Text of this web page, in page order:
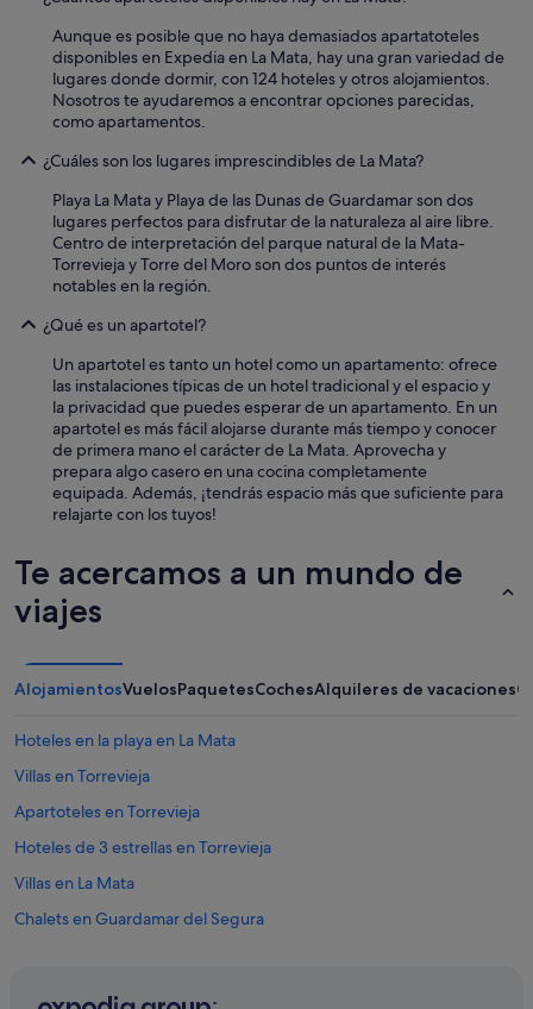
Aunque es posible que no haya demasiados apartatoteles
disponibles en Expedia en La Mata, hay una gran variedad de
lugares donde dormir, con 124 hoteles y otros alojamientos.
Nosotros te ayudaremos a encontrar opciones parecidas,
como apartamentos.
¿Cuáles son los lugares imprescindibles de La Mata?
Playa La Mata y Playa de las Dunas de Guardamar son dos
lugares perfectos para disfrutar de la naturaleza al aire libre.
Centro de interpretación del parque natural de la Mata-
Torrevieja y Torre del Moro son dos puntos de interés
notables en la región.
¿Qué es un apartotel?
Un apartotel es tanto un hotel como un apartamento: ofrece
las instalaciones típicas de un hotel tradicional y el espacio y
la privacidad que puedes esperar de un apartamento. En un
apartotel es más fácil alojarse durante más tiempo y conocer
de primera mano el carácter de La Mata. Aprovecha y
prepara algo casero en una cocina completamente
equipada. Además, ¡tendrás espacio más que suficiente para
relajarte con los tuyos!
Te acercamos a un mundo de
viajes
AlojamientosVuelosPaquetesCochesAlquileres de vacaciones
Hoteles en la playa en La Mata
Villas en Torrevieja
Apartoteles en Torrevieja
Hoteles de 3 estrellas en Torrevieja
Villas en La Mata
Chalets en Guardamar del Segura